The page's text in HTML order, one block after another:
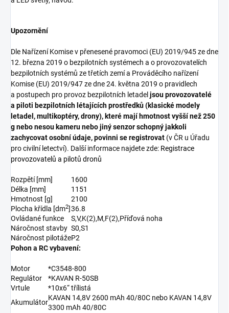
Upozornění
Dle Nařízení Komise v přenesené pravomoci (EU) 2019/945 ze dne
12. března 2019 o bezpilotních systémech a o provozovatelích
bezpilotních systémů ze třetích zemí a Prováděcího nařízení
Komise (EU) 2019/947 ze dne 24. května 2019 o pravidlech
a postupech pro provoz bezpilotních letadel jsou provozovatelé
a piloti bezpilotních létajících prostředků (klasické modely
letadel, multikoptéry, drony), které mají hmotnost vyšší než 250
g nebo nesou kameru nebo jiný senzor schopný jakkoli
zachycovat osobní údaje, povinni se registrovat (v ČR u Úřadu
pro civilní letectví). Další informace najdete zde: Registrace
provozovatelů a pilotů dronů
Rozpětí [mm]
1600
Délka [mm]
1151
Hmotnost [g]
2100
Plocha křídla [dm2]36.8
Ovládané funkce
S,V,K(2),M,F(2),Příďová noha
Náročnost stavby S0,S1
Náročnost pilotážeP2
Pohon a RC vybavení:
Motor
*C3548-800
Regulátor
*KAVAN R-50SB
Vrtule
*10x6“ třílistá
Akumulátor
KAVAN 14,8V 2600 mAh 40/80C nebo KAVAN 14,8V
3300 mAh 40/80C